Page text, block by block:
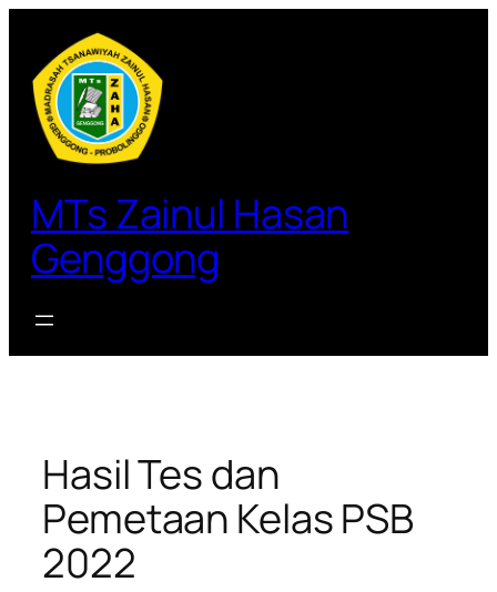
konten
MTs Zainul Hasan
Genggong
Hasil Tes dan
Pemetaan Kelas PSB
2022